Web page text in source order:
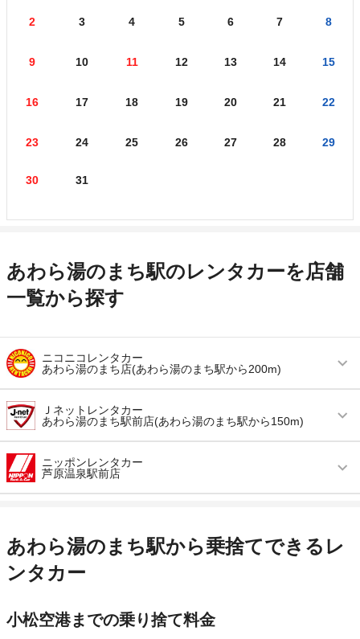
2 3 4 5 6 7 8
9 10 11 12 13 14 15
16 17 18 19 20 21 22
23 24 25 26 27 28 29
30 31
あわら湯のまち駅のレンタカーを店舗
一覧から探す
ニコニコレンタカー
あわら湯のまち店(あわら湯のまち駅から200m)
営業時間 毎日 09:00 ～ 19:00
アクセス 最寄り空港より徒歩で約5分（送迎なし）
住所 福井県あわら市温泉3丁目606
Ｊネットレンタカー
あわら湯のまち駅前店(あわら湯のまち駅から150m)
営業時間 毎日 09:00 ～ 18:00
アクセス あわら湯のまち駅より徒歩で約3分（送迎なし）
店舗詳細 店舗詳細ページはこちら
ニッポンレンタカー
芦原温泉駅前店
アクセス 芦原温泉駅より徒歩で約1分（送迎なし）
住所
この店舗でレンタカーを探す
あわら湯のまち駅から乗捨てできるレ
ンタカー
小松空港までの乗り捨て料金